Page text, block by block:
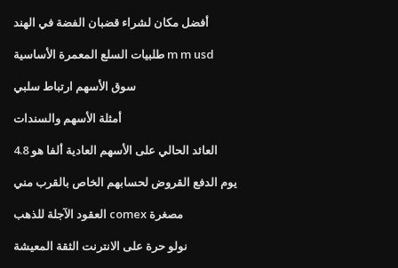
أفضل مكان لشراء قضبان الفضة في الهند
طلبيات السلع المعمرة الأساسية m m usd
سوق الأسهم ارتباط سلبي
أمثلة الأسهم والسندات
العائد الحالي على الأسهم العادية ألفا هو 4.8
يوم الدفع القروض لحسابهم الخاص بالقرب مني
العقود الآجلة للذهب comex مصغرة
نولو حرة على الانترنت الثقة المعيشة